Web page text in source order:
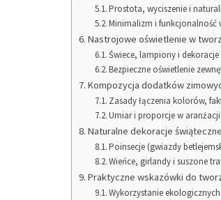
Prostota, wyciszenie i
Minimalizm i funkcjonalność
Nastrojowe oświetlenie w
Świece, lampiony i
Bezpieczne oświetlenie
Kompozycja dodatków
Zasady łączenia kolorów,
Umiar i proporcje w
Naturalne dekoracje
Poinsecje (gwiazdy
Wieńce, girlandy i suszone
Praktyczne wskazówki do
Wykorzystanie